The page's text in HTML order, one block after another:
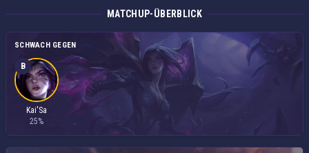
MATCHUP-ÜBERBLICK
SCHWACH GEGEN
B
Kai'Sa
25%